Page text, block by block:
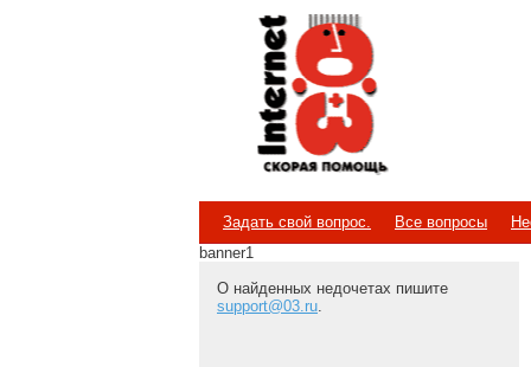
Internet
Скорая помощь
Задать свой вопрос. Все вопросы
banner1
О найденных недочетах пишите
support@03.ru.